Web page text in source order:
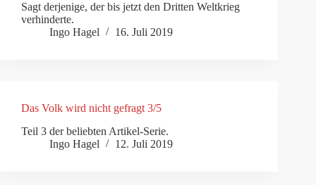
Sagt derjenige, der bis jetzt den Dritten Weltkrieg
verhinderte.
Ingo Hagel
16. Juli 2019
Das Volk wird nicht gefragt 3/5
Teil 3 der beliebten Artikel-Serie.
Ingo Hagel
12. Juli 2019